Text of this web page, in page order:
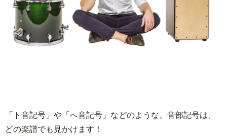
「ト音記号」や「へ音記号」などのような、音部記号は、
どの楽譜でも見かけます！